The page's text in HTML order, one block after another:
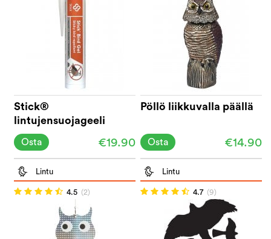
Stick®
lintujensuojageeli
300ml
€19.90
Osta
Pöllö liikkuvalla päällä
€14.90
Osta
Lintu
4.5 (2)
Lintu
4.7 (9)